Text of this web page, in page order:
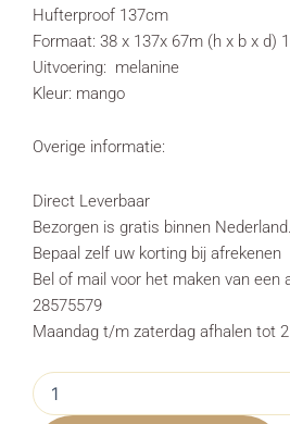
Hufterproof 137cm
Formaat: 38 x 137x 67m (h x b x d)
Uitvoering: melanine
Kleur: mango
Overige informatie:
Direct Leverbaar
Bezorgen is gratis binnen Nederland.
Bepaal zelf uw korting bij afrekenen
Bel of mail voor het maken van een
28575579
Maandag t/m zaterdag afhalen tot
Salontafel
Vigo